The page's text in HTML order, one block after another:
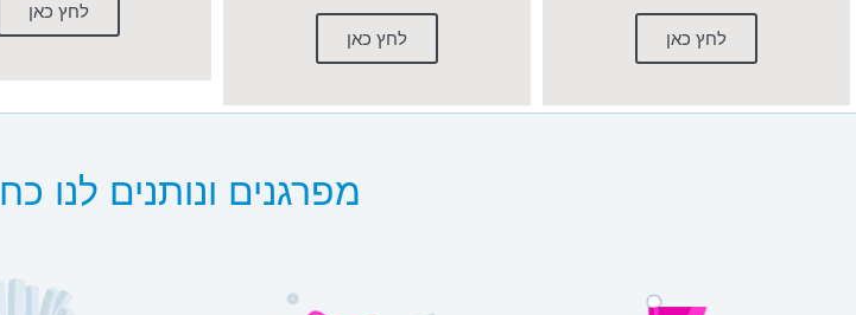
לחץ כאן לחץ כאן
לחץ כאן
מפרגנים ונותנים לנו כח